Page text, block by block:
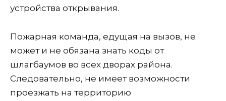
устройства открывания.
Пожарная команда, едущая на вызов, не
может и не обязана знать коды от
шлагбаумов во всех дворах района.
Следовательно, не имеет возможности
проезжать на территорию